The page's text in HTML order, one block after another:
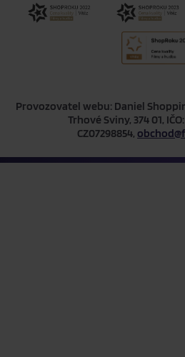
Provozovatel webu: Daniel
Trhové Sviny, 374 01,
CZ07298854,